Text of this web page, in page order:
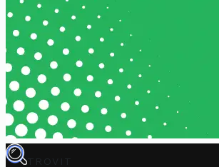
TROVIT